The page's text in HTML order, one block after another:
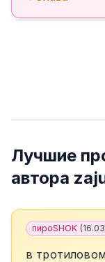
Лучшие
автора
пироSHOK (
в